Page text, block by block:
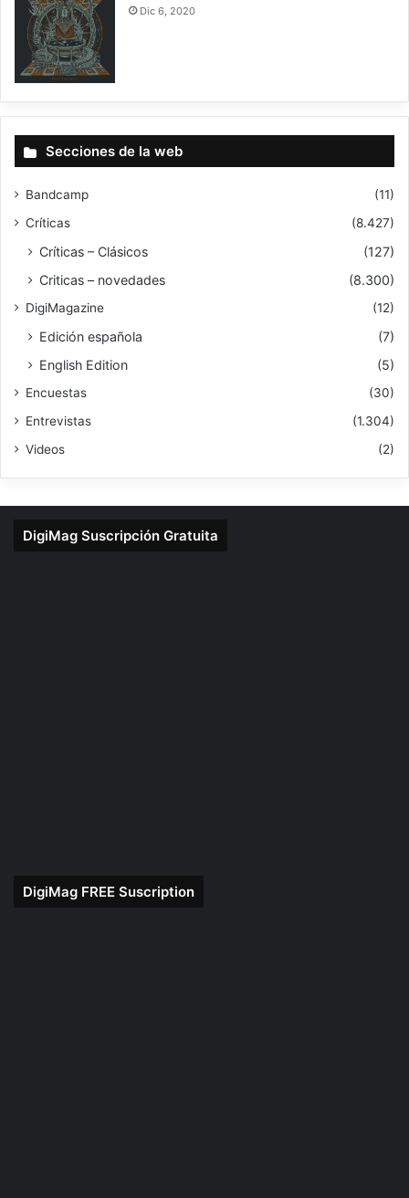
8
Dic 6, 2020
Secciones de la web
Bandcamp
(11)
Críticas
(8.427)
Críticas – Clásicos
(127)
Criticas – novedades
(8.300)
DigiMagazine (12)
Edición española
(7)
English Edition
(5)
Encuestas
(30)
Entrevistas
(1.304)
Videos
(2)
DigiMag Suscripción Gratuita
DigiMag FREE Suscription